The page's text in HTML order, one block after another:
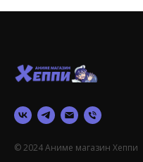
© 2024 Аниме магазин Хеппи